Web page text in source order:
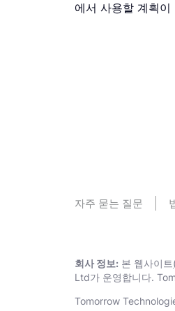
에서 사용할 계획
자주 묻는 질문
회사 정보: 본 웹사이트
Ltd가 운영합니다.
Тоmоrrоw